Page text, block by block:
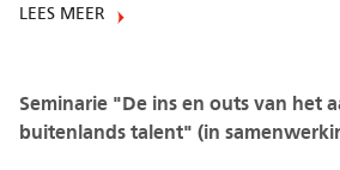
LEES MEER
Seminarie "De ins en outs van het
buitenlands talent" (in